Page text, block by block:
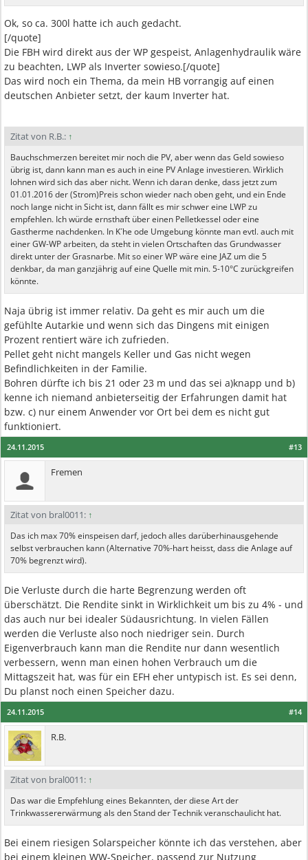
Ok, so ca. 300l hatte ich auch gedacht.
[/quote]
Die FBH wird direkt aus der WP gespeist, Anlagenhydraulik wäre
zu beachten, LWP als Inverter sowieso.[/quote]
Das wird noch ein Thema, da mein HB vorrangig auf einen
deutschen Anbieter setzt, der kaum Inverter hat.
Zitat von R.B.: ↑
Bauchschmerzen bereitet mir noch die PV, aber wenn das Geld sowieso
übrig ist, dann kann man es auch in eine PV Anlage investieren. Wirklich
lohnen wird sich das aber nicht. Wenn ich daran denke, dass jetzt zum
01.01.2016 der (Strom)Preis schon wieder nach oben geht, und ein Ende
noch lange nicht in Sicht ist, dann fällt es mir schwer eine LWP zu
empfehlen. Ich würde ernsthaft über einen Pelletkessel oder eine
Gastherme nachdenken. In K´he ode Umgebung könnte man evtl. auch mit
einer GW-WP arbeiten, da steht in vielen Ortschaften das Grundwasser
direkt unter der Grasnarbe. Mit so einer WP wäre eine JAZ um die 5
denkbar, da man ganzjährig auf eine Quelle mit min. 5-10°C zurückgreifen
könnte.
Naja übrig ist immer relativ. Da geht es mir auch um die
gefühlte Autarkie und wenn sich das Dingens mit einigen
Prozent rentiert wäre ich zufrieden.
Pellet geht nicht mangels Keller und Gas nicht wegen
Befindlichkeiten in der Familie.
Bohren dürfte ich bis 21 oder 23 m und das sei a)knapp und b)
kenne ich niemand anbieterseitig der Erfahrungen damit hat
bzw. c) nur einem Anwender vor Ort bei dem es nicht gut
funktioniert.
#13
24.11.2015
Fremen
Zitat von bral0011: ↑
Das ich max 70% einspeisen darf, jedoch alles darüberhinausgehende
selbst verbrauchen kann (Alternative 70%-hart heisst, dass die Anlage auf
70% begrenzt wird).
Die Verluste durch die harte Begrenzung werden oft
überschätzt. Die Rendite sinkt in Wirklichkeit um bis zu 4% - und
das auch nur bei idealer Südausrichtung. In vielen Fällen
werden die Verluste also noch niedriger sein. Durch
Eigenverbrauch kann man die Rendite nur dann wesentlich
verbessern, wenn man einen hohen Verbrauch um die
Mittagszeit hat, was für ein EFH eher untypisch ist. Es sei denn,
Du planst noch einen Speicher dazu.
#14
24.11.2015
R.B.
Zitat von bral0011: ↑
Das war die Empfehlung eines Bekannten, der diese Art der
Trinkwassererwärmung als den Stand der Technik veranschaulicht hat.
Bei einem riesigen Solarspeicher könnte ich das verstehen, aber
bei einem kleinen WW-Speicher, passend zur Nutzung